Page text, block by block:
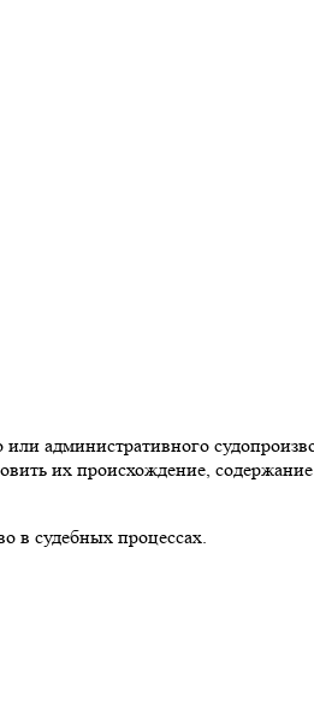
административного
их происхождение,
в судебных процессах.